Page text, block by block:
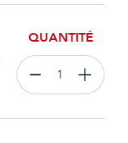
QUANTITÉ